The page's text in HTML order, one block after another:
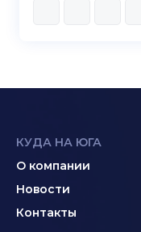
КУДА НА ЮГА
О компании
Новости
Контакты